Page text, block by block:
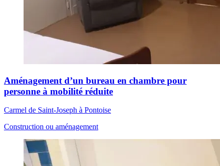
Aménagement d’un bureau en chambre pour
personne à mobilité réduite
Carmel de Saint-Joseph à Pontoise
Construction ou aménagement